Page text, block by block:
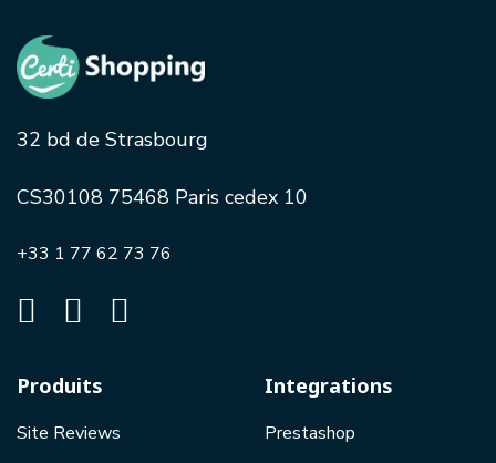
32 bd de Strasbourg
CS30108 75468 Paris cedex 10
+33 1 77 62 73 76
Produits
Site Reviews
Integrations
Prestashop